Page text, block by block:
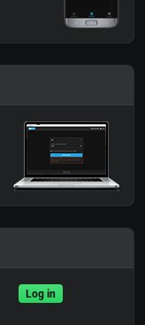
Log in